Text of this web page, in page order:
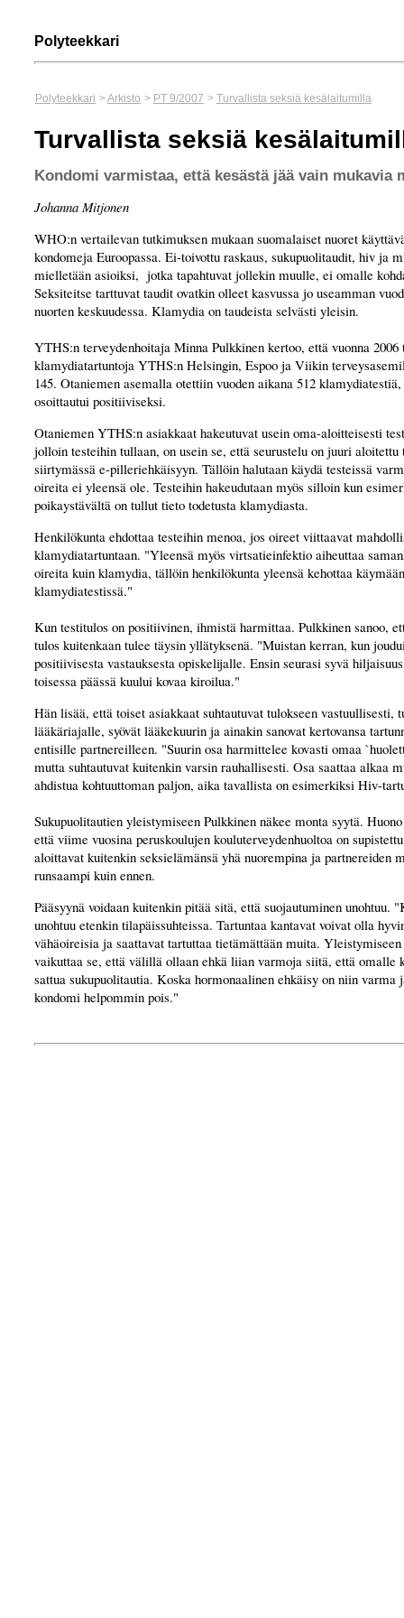
Polyteekkari
Polyteekkari >Arkisto > PT 9/2007 > Turvallista seksiä kesälaitumilla
Turvallista seksiä
Kondomi varmistaa, että kesästä jää vain mukavia
Johanna Mitjonen
WHO:n vertailevan tutkimuksen mukaan suomalaiset nuoret
kondomeja Euroopassa. Ei-toivottu raskaus, sukupuolitaudit, hiv ja
mielletään asioiksi, jotka tapahtuvat jollekin muulle, ei omalle
Seksiteitse tarttuvat taudit ovatkin olleet kasvussa jo useamman
nuorten keskuudessa. Klamydia on taudeista selvästi yleisin.
YTHS:n terveydenhoitaja Minna Pulkkinen kertoo, että vuonna 2006
klamydiatartuntoja YTHS:n Helsingin, Espoo ja Viikin
145. Otaniemen asemalla otettiin vuoden aikana 512
osoittautui positiiviseksi.
Otaniemen YTHS:n asiakkaat hakeutuvat usein oma-aloitteisesti
jolloin testeihin tullaan, on usein se, että seurustelu on juuri aloitettu
siirtymässä e-pilleriehkäisyyn. Tällöin halutaan käydä testeissä
oireita ei yleensä ole. Testeihin hakeudutaan myös silloin kun
poikaystävältä on tullut tieto todetusta klamydiasta.
Henkilökunta ehdottaa testeihin menoa, jos oireet viittaavat
klamydiatartuntaan. "Yleensä myös virtsatieinfektio aiheuttaa
oireita kuin klamydia, tällöin henkilökunta yleensä kehottaa
klamydiatestissä."
Kun testitulos on positiivinen, ihmistä harmittaa. Pulkkinen sanoo,
tulos kuitenkaan tulee täysin yllätyksenä. "Muistan kerran, kun
positiivisesta vastauksesta opiskelijalle. Ensin seurasi syvä
toisessa päässä kuului kovaa kiroilua."
Hän lisää, että toiset asiakkaat suhtautuvat tulokseen vastuullisesti,
lääkäriajalle, syövät lääkekuurin ja ainakin sanovat kertovansa
entisille partnereilleen. "Suurin osa harmittelee kovasti omaa
mutta suhtautuvat kuitenkin varsin rauhallisesti. Osa saattaa alkaa
ahdistua kohtuuttoman paljon, aika tavallista on esimerkiksi Hiv-
Sukupuolitautien yleistymiseen Pulkkinen näkee monta syytä.
että viime vuosina peruskoulujen kouluterveydenhuoltoa on
aloittavat kuitenkin seksielämänsä yhä nuorempina ja partnereiden
runsaampi kuin ennen.
Pääsyynä voidaan kuitenkin pitää sitä, että suojautuminen unohtuu.
unohtuu etenkin tilapäissuhteissa. Tartuntaa kantavat voivat olla
vähäoireisia ja saattavat tartuttaa tietämättään muita. Yleistymiseen
vaikuttaa se, että välillä ollaan ehkä liian varmoja siitä, että omalle
sattua sukupuolitautia. Koska hormonaalinen ehkäisy on niin varma
kondomi helpommin pois."